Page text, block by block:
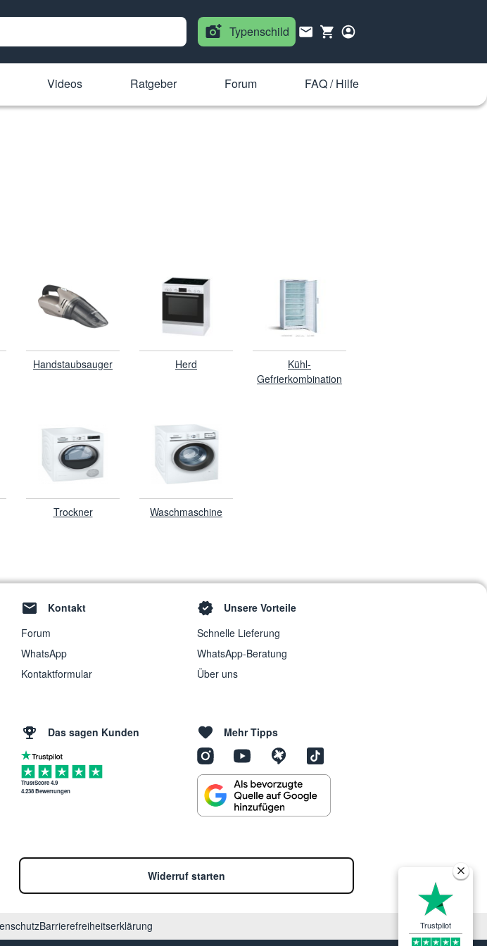
Typenschild
Videos Ratgeber Forum FAQ / Hilfe
Handstaubsauger Herd
Kühl-
Gefrierkombination
Trockner Waschmaschine
Kontakt
Forum
WhatsApp
Kontaktformular
Unsere Vorteile
Schnelle Lieferung
WhatsApp-Beratung
Über uns
Das sagen Kunden
TrustScore 4.9
4.238 Bewertungen
Mehr Tipps
Widerruf starten
Barrierefreiheitserklärung Trustpilot